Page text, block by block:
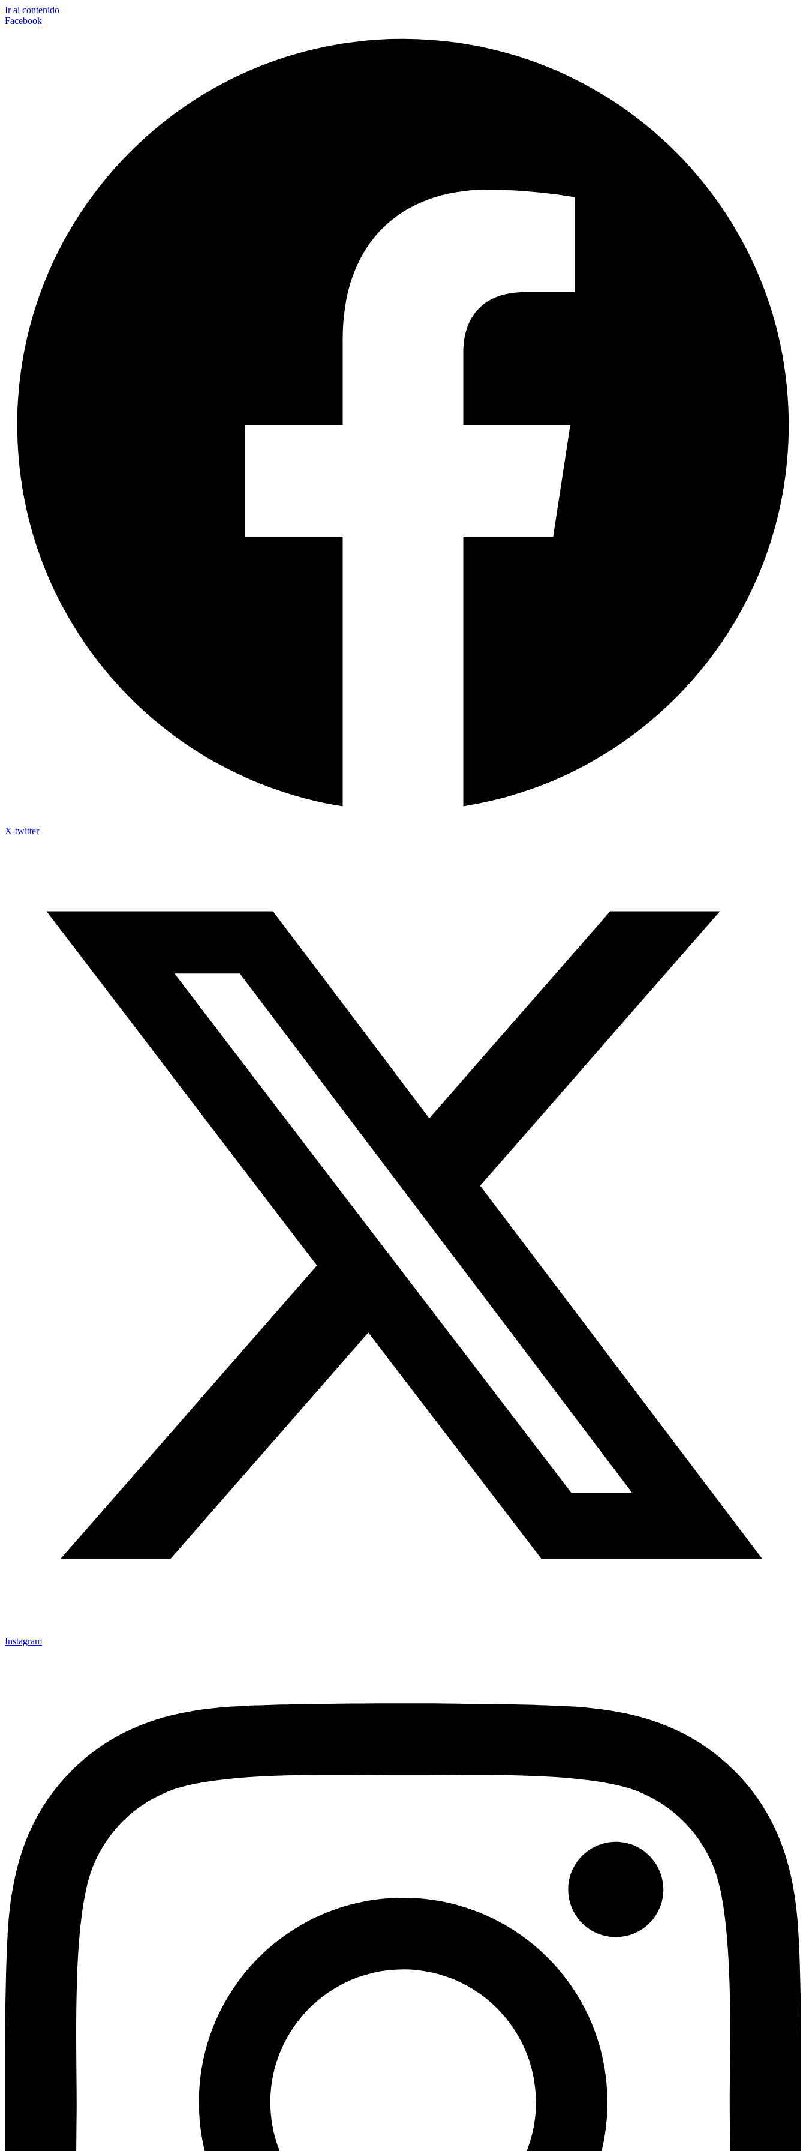
Ir al contenido
Facebook
X-twitter
Instagram